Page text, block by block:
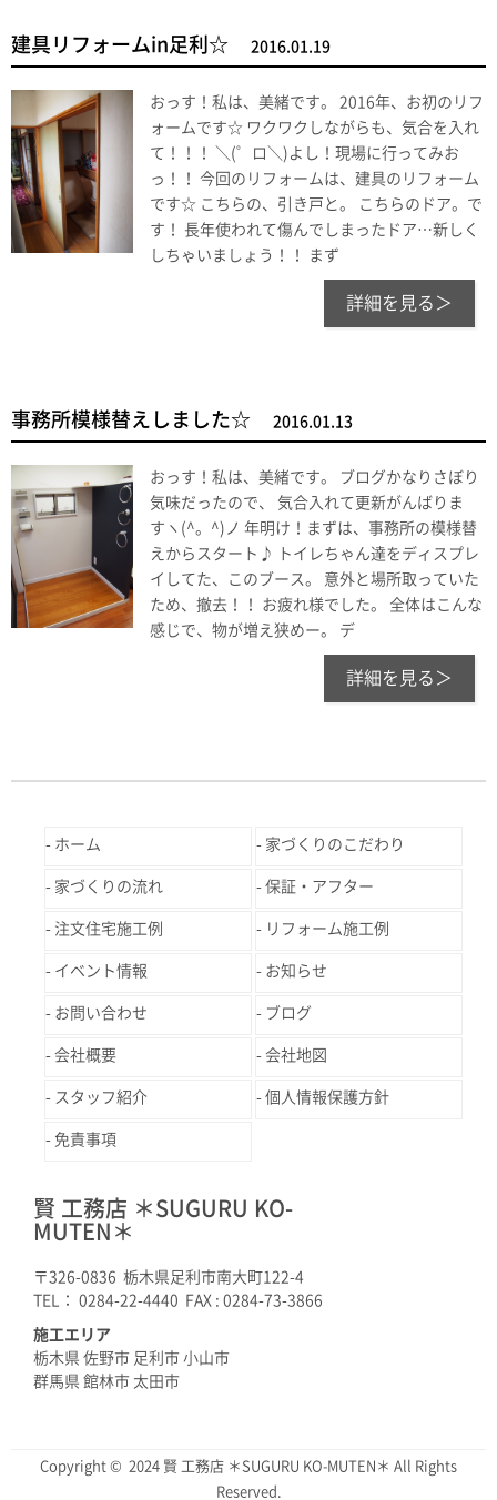
建具リフォームin足利☆ 2016.01.19
おっす！私は、美緒です。 2016年、お初のリフ
ォームです☆ ワクワクしながらも、気合を入れ
て！！！ ＼(゜ロ＼)よし！現場に行ってみお
っ！！ 今回のリフォームは、建具のリフォーム
です☆ こちらの、引き戸と。 こちらのドア。で
す！ 長年使われて傷んでしまったドア…新しく
しちゃいましょう！！ まず
詳細を見る＞
事務所模様替えしました☆ 2016.01.13
おっす！私は、美緒です。 ブログかなりさぼり
気味だったので、 気合入れて更新がんばりま
すヽ(^。^)ノ 年明け！まずは、事務所の模様替
えからスタート♪ トイレちゃん達をディスプレ
イしてた、このブース。 意外と場所取っていた
ため、撤去！！ お疲れ様でした。 全体はこんな
感じで、物が増え狭めー。 デ
詳細を見る＞
ホーム 家づくりのこだわり
家づくりの流れ 保証・アフター
注文住宅施工例 リフォーム施工例
イベント情報 お知らせ
お問い合わせ ブログ
会社概要 会社地図
スタッフ紹介 個人情報保護方針
免責事項
賢 工務店 ＊SUGURU KO-
MUTEN＊
〒326-0836 栃木県足利市南大町122-4
TEL： 0284-22-4440 FAX : 0284-73-3866
施工エリア
栃木県 佐野市 足利市 小山市
群馬県 館林市 太田市
Copyright © 2024 賢 工務店 ＊SUGURU KO-MUTEN＊ All Rights
Reserved.